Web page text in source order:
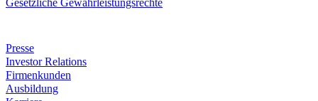
Gesetzliche Gewährleistungsrechte
Presse
Investor Relations
Firmenkunden
Ausbildung